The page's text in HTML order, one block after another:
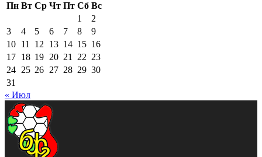
Пн Вт Ср Чт Пт Сб Вс
1
2
3
4 5 6 7 8
9
10 11 12 13 14 15 16
17 18 19 20 21 22 23
24 25 26 27 28 29 30
31
« Июл